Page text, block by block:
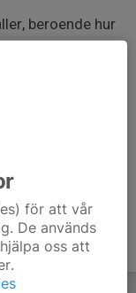
beroende hur
för att vår
De används
oss att